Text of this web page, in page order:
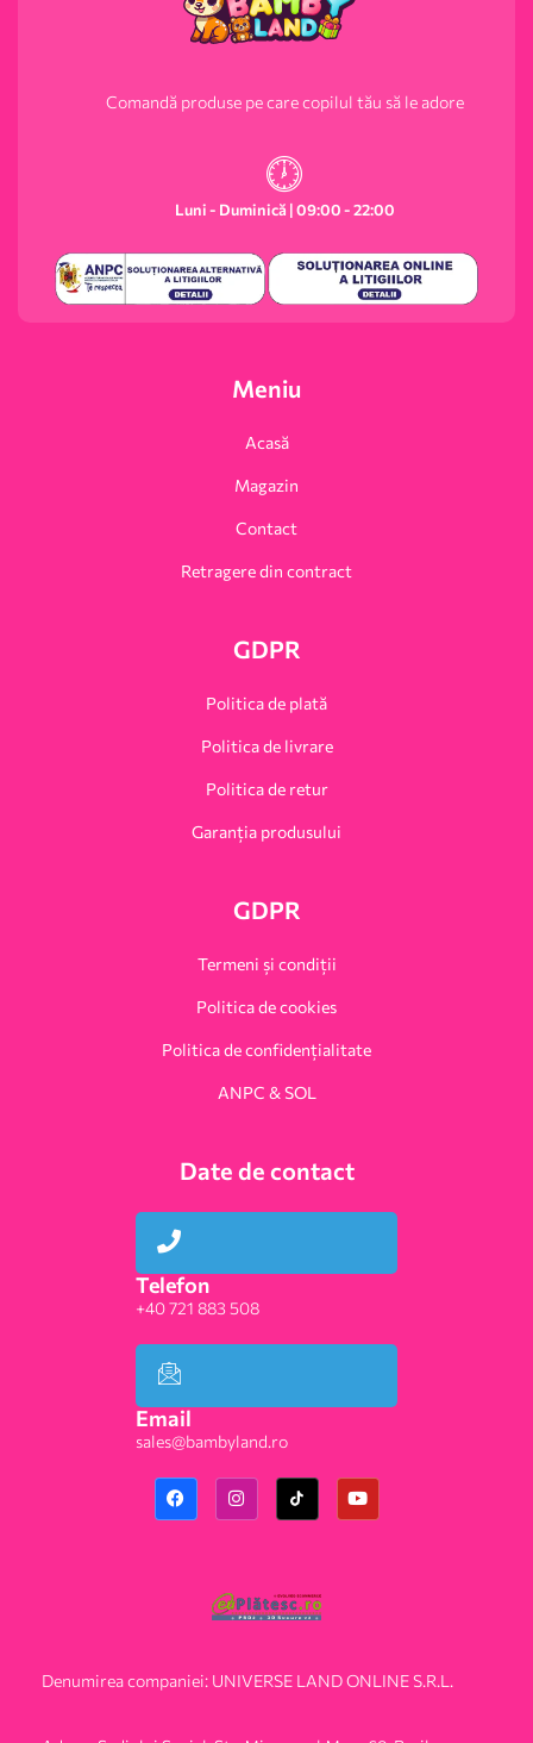
Comandă produse pe care copilul tău să le adore
Luni - Duminică | 09:00 - 22:00
Meniu
Acasă
Magazin
Contact
Retragere din contract
GDPR
Politica de plată
Politica de livrare
Politica de retur
Garanția produsului
GDPR
Termeni și condiții
Politica de cookies
Politica de confidențialitate
ANPC & SOL
Date de contact
Telefon
+40 721 883 508
Email
sales@bambyland.ro​
Denumirea companiei: UNIVERSE LAND ONLINE S.R.L.